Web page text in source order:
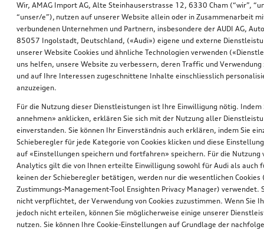
Wir, AMAG Import AG, Alte Steinhauserstrasse 12, 6330 Cham (“wir”,
“unser/e”), nutzen auf unserer Website allein oder in Zusammenarbeit
verbundenen Unternehmen und Partnern, insbesondere der AUDI AG,
85057 Ingolstadt, Deutschland, («Audi») eigene und externe
unserer Website Cookies und ähnliche Technologien verwenden
uns helfen, unsere Website zu verbessern, deren Traffic und Verwendung
und auf Ihre Interessen zugeschnittene Inhalte einschliesslich
anzuzeigen.
Für die Nutzung dieser Dienstleistungen ist Ihre Einwilligung nötig. Indem
annehmen» anklicken, erklären Sie sich mit der Nutzung aller
einverstanden. Sie können Ihr Einverständnis auch erklären, indem Sie
Schieberegler für jede Kategorie von Cookies klicken und diese
auf «Einstellungen speichern und fortfahren» speichern. Für die Nutzung
Analytics gilt die von Ihnen erteilte Einwilligung sowohl für Audi als auch
keinen der Schieberegler betätigen, werden nur die wesentlichen Cookies
Zustimmungs-Management-Tool Ensighten Privacy Manager) verwendet.
nicht verpflichtet, der Verwendung von Cookies zuzustimmen. Wenn Sie
jedoch nicht erteilen, können Sie möglicherweise einige unserer
nutzen. Sie können Ihre Cookie-Einstellungen auf Grundlage der